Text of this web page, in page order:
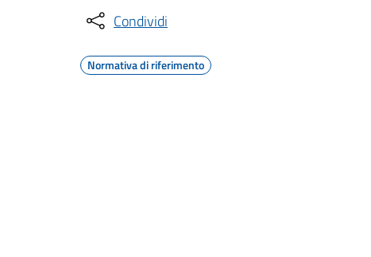
Condividi
Normativa di riferimento